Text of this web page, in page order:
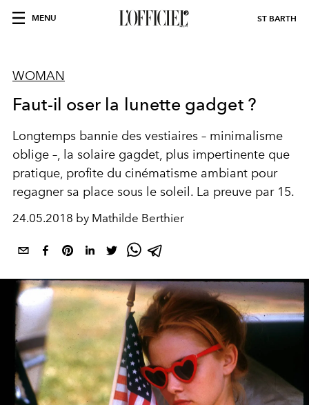
MENU ST BARTH
WOMAN
Faut-il oser la lunette gadget ?
Longtemps bannie des vestiaires – minimalisme
oblige –, la solaire gagdet, plus impertinente que
pratique, profite du cinématisme ambiant pour
regagner sa place sous le soleil. La preuve par 15.
24.05.2018 by Mathilde Berthier